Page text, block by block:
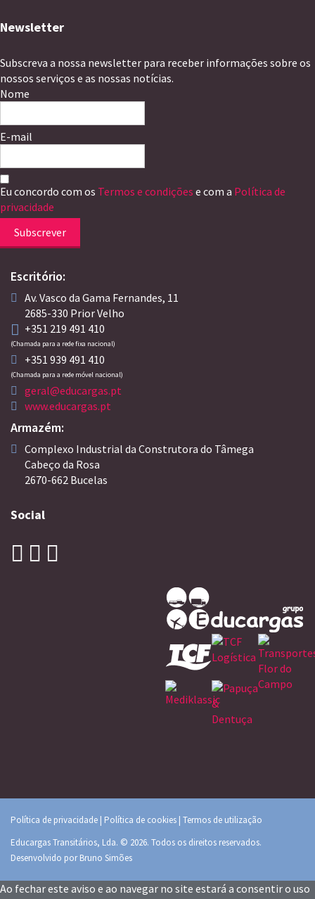
Newsletter
Subscreva a nossa newsletter para receber informações sobre os
nossos serviços e as nossas notícias.
Nome
E-mail
Eu concordo com os Termos e condições e com a Política de
privacidade
Subscrever
Escritório:
Av. Vasco da Gama Fernandes, 11
2685-330 Prior Velho
+351 219 491 410
(Chamada para a rede fixa nacional)
+351 939 491 410
(Chamada para a rede móvel nacional)
geral@educargas.pt
www.educargas.pt
Armazém:
Complexo Industrial da Construtora do Tâmega
Cabeço da Rosa
2670-662 Bucelas
Social
Política de privacidade | Política de cookies | Termos de utilização
Educargas Transitários, Lda. © 2026. Todos os direitos reservados.
Desenvolvido porBruno Simões
Ao fechar este aviso e ao navegar no site estará a consentir o uso